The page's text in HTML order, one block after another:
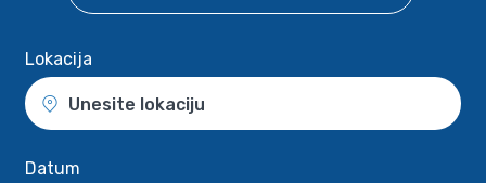
Lokacija
Unesite lokaciju
Datum